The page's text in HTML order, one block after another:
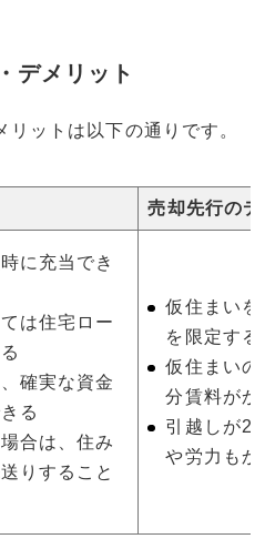
デメリット
ットは以下の通りです。
売却先行の
に充当でき
は住宅ロー
確実な資金
る
合は、住み
りすること
仮住まい
を限定す
仮住まい
分賃料がか
引越しが2
や労力もか